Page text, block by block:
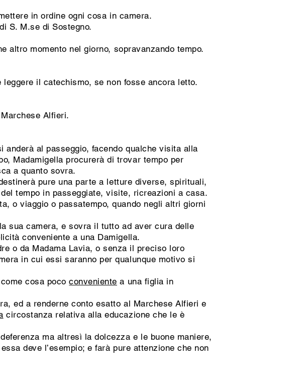
in ordine ogni cosa in camera.
S. M.se di Sostegno.
altro momento nel giorno, sopravanzando tempo.
il catechismo, se non fosse ancora letto.
Alfieri.
anderà al passeggio, facendo qualche visita alla
Madamigella procurerà di trovar tempo per
a quanto sovra.
pure una parte a letture diverse, spirituali,
tempo in passeggiate, visite, ricreazioni a casa.
o viaggio o passatempo, quando negli altri giorni
sua camera, e sovra il tutto ad aver cura delle
conveniente a una Damigella.
o da Madama Lavia, o senza il preciso loro
in cui essi saranno per qualunque motivo si
cosa pococonveniente a una figlia in
ed a renderne conto esatto al Marchese Alfieri e
circostanza relativa alla educazione che le è
ma altresì la dolcezza e le buone maniere,
deve l’esempio; e farà pure attenzione che non